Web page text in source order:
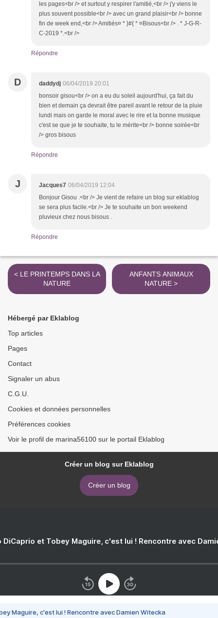
les pages<br /> et surtout y respirer l'amitié,<br /> j'y viens le
plus souvent possible<br /> avec un grand plaisir<br /> bonne
fin de week end,<br /> Amitiés¤ * }#{ * ¤Bisous<br /> . * J-G-R-
C-2019 *.<br />
Répondre
D daddydj 06/04/2019 20:01
bonsoir gisou<br /> on a eu du soleil aujourd'hui, ça fait du
bien et demain ça devrait être pareil avant le retour de la pluie
lundi mais on garde le moral avec le rire et la bonne musique
c'est se que je te souhaite, tu le mérite<br /> bonne soirée<br
/> gros bisous
Répondre
J Jacques7 06/04/2019 12:04
Bonjour Gisou .<br /> Je vient de refaire un blog sur eklablog
se sera plus facile.<br /> Je te souhaite un bon weekend
pluvieux chez nous bisous .
Répondre
< LE PRINTEMPS DANS LA
NATURE
ANFANTS ANIMAUX
NATURE >
Hébergé par Eklablog
Top articles
Pages
Contact
Signaler un abus
C.G.U.
Cookies et données personnelles
Préférences cookies
Voir le profil de marina56100 sur le portail Eklablog
Créer un blog sur Eklablog
Créer un blog
DiCaprio et Tobey Maguire, c'est lui ! Rencontre avec
Maguire, c'est lui ! Rencontre avec Damien Witecka